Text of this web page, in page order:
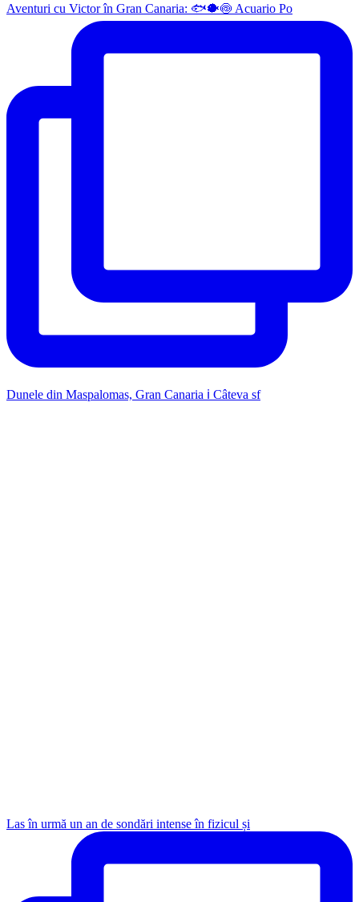
Aventuri cu Victor în Gran Canaria: 🐟🐡🍥 Acuario Po
Dunele din Maspalomas, Gran Canaria ℹ️ Câteva sf
Las în urmă un an de sondări intense în fizicul și